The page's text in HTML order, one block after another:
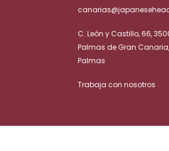
C. León y Castillo, 66,
Palmas de Gran
Palmas
Trabaja con nosotros